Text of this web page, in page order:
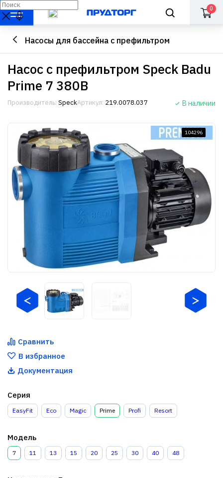
0
Насосы для бассейна с префильтром
Насос с префильтром Speck Badu
Prime 7 380В
Производитель: SpeckАртикул: 219.0078.037 В наличии
104296
Сравнить
В избранное
Документация
Серия
EasyFit Eco Magic Prime Profi Resort
Модель
7 11 13 15 20 25 30 40 48